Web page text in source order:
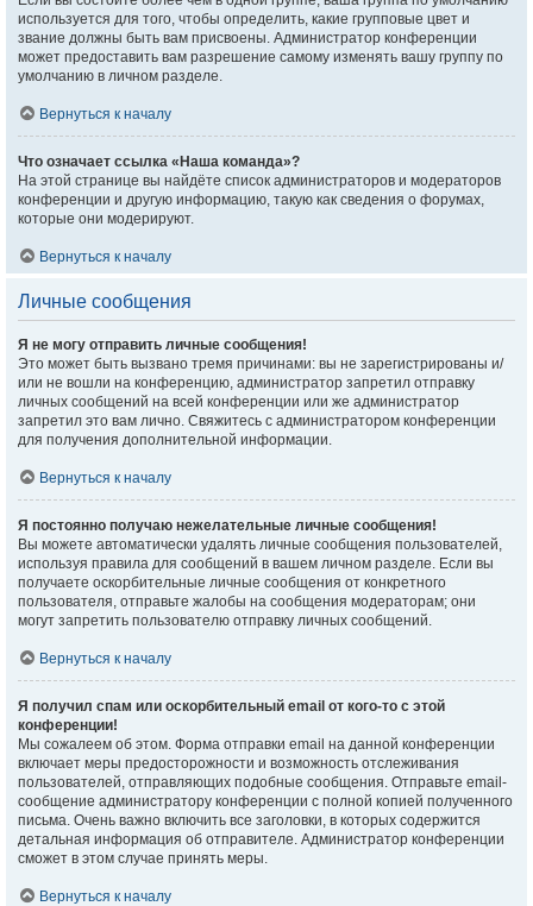
используется для того, чтобы определить, какие групповые цвет и
звание должны быть вам присвоены. Администратор конференции
может предоставить вам разрешение самому изменять вашу группу по
умолчанию в личном разделе.
Вернуться к началу
Что означает ссылка «Наша команда»?
На этой странице вы найдёте список администраторов и модераторов
конференции и другую информацию, такую как сведения о форумах,
которые они модерируют.
Вернуться к началу
Личные сообщения
Я не могу отправить личные сообщения!
Это может быть вызвано тремя причинами: вы не зарегистрированы и/
или не вошли на конференцию, администратор запретил отправку
личных сообщений на всей конференции или же администратор
запретил это вам лично. Свяжитесь с администратором конференции
для получения дополнительной информации.
Вернуться к началу
Я постоянно получаю нежелательные личные сообщения!
Вы можете автоматически удалять личные сообщения пользователей,
используя правила для сообщений в вашем личном разделе. Если вы
получаете оскорбительные личные сообщения от конкретного
пользователя, отправьте жалобы на сообщения модераторам; они
могут запретить пользователю отправку личных сообщений.
Вернуться к началу
Я получил спам или оскорбительный email от кого-то с этой
конференции!
Мы сожалеем об этом. Форма отправки email на данной конференции
включает меры предосторожности и возможность отслеживания
пользователей, отправляющих подобные сообщения. Отправьте email-
сообщение администратору конференции с полной копией полученного
письма. Очень важно включить все заголовки, в которых содержится
детальная информация об отправителе. Администратор конференции
сможет в этом случае принять меры.
Вернуться к началу